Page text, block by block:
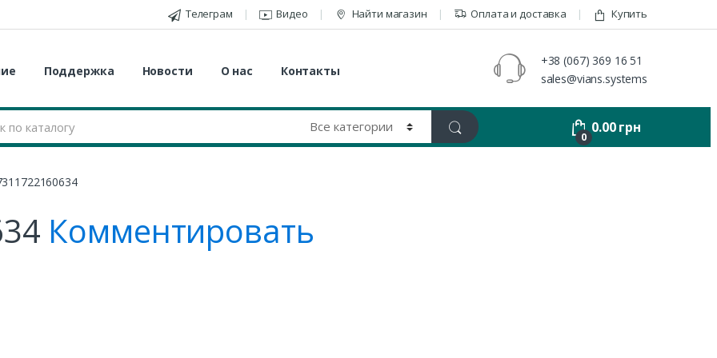
Телеграм Видео Найти магазин Оплата и доставка Купить
Поддержка Новости О нас Контакты
+38 (067) 369 16 51
sales@vians.systems
0
0.00грн
Комментировать